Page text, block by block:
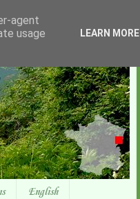
English
agent
usage
LEARN MORE